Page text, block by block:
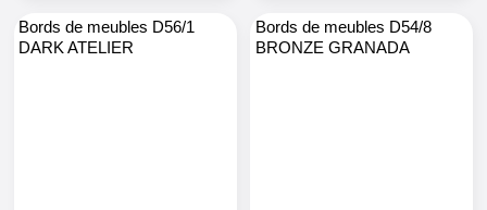
Bords de meubles D56/1
DARK ATELIER
Bords de meubles D54/8
BRONZE GRANADA